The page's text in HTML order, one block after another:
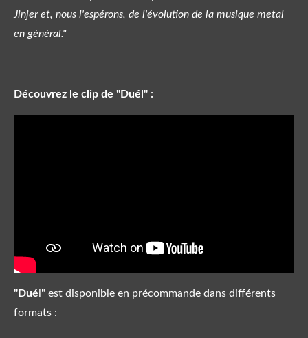
Jinjer et, nous l'espérons, de l'évolution de la musique metal
en général."
Découvrez le clip de "Duél" :
"Dué l" est disponible en précommande dans différents
formats :